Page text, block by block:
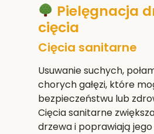
Pielęgnacja
cięcia
Cięcia sanitarne
Usuwanie suchych,
chorych gałęzi, które
bezpieczeństwu lub
Cięcia sanitarne
drzewa i poprawiają